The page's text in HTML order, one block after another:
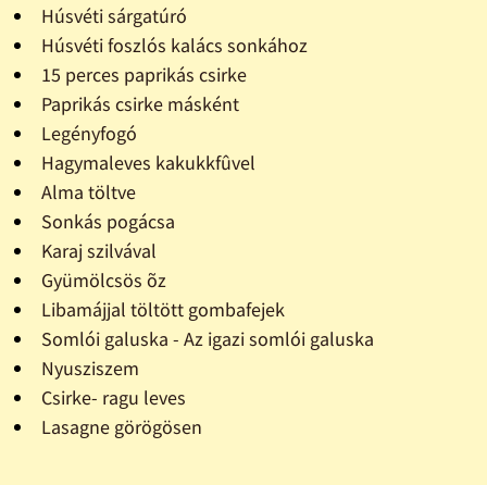
Húsvéti sárgatúró
Húsvéti foszlós kalács sonkához
15 perces paprikás csirke
Paprikás csirke másként
Legényfogó
Hagymaleves kakukkfûvel
Alma töltve
Sonkás pogácsa
Karaj szilvával
Gyümölcsös õz
Libamájjal töltött gombafejek
Somlói galuska - Az igazi somlói galuska
Nyusziszem
Csirke- ragu leves
Lasagne görögösen